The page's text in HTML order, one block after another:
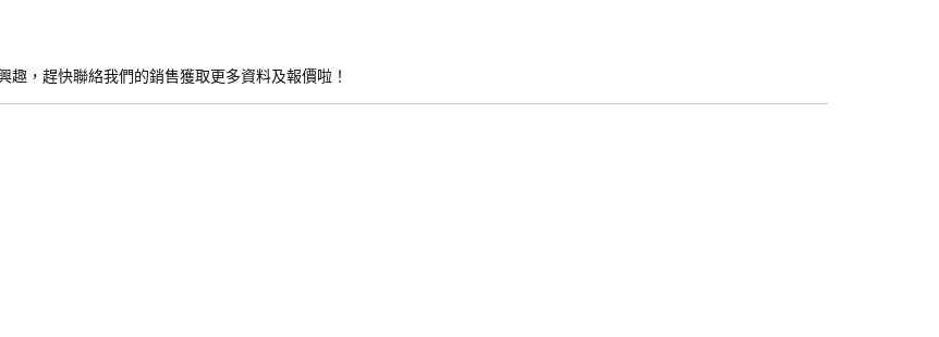
趣，趕快聯絡我們的銷售獲取更多資料及報價啦！